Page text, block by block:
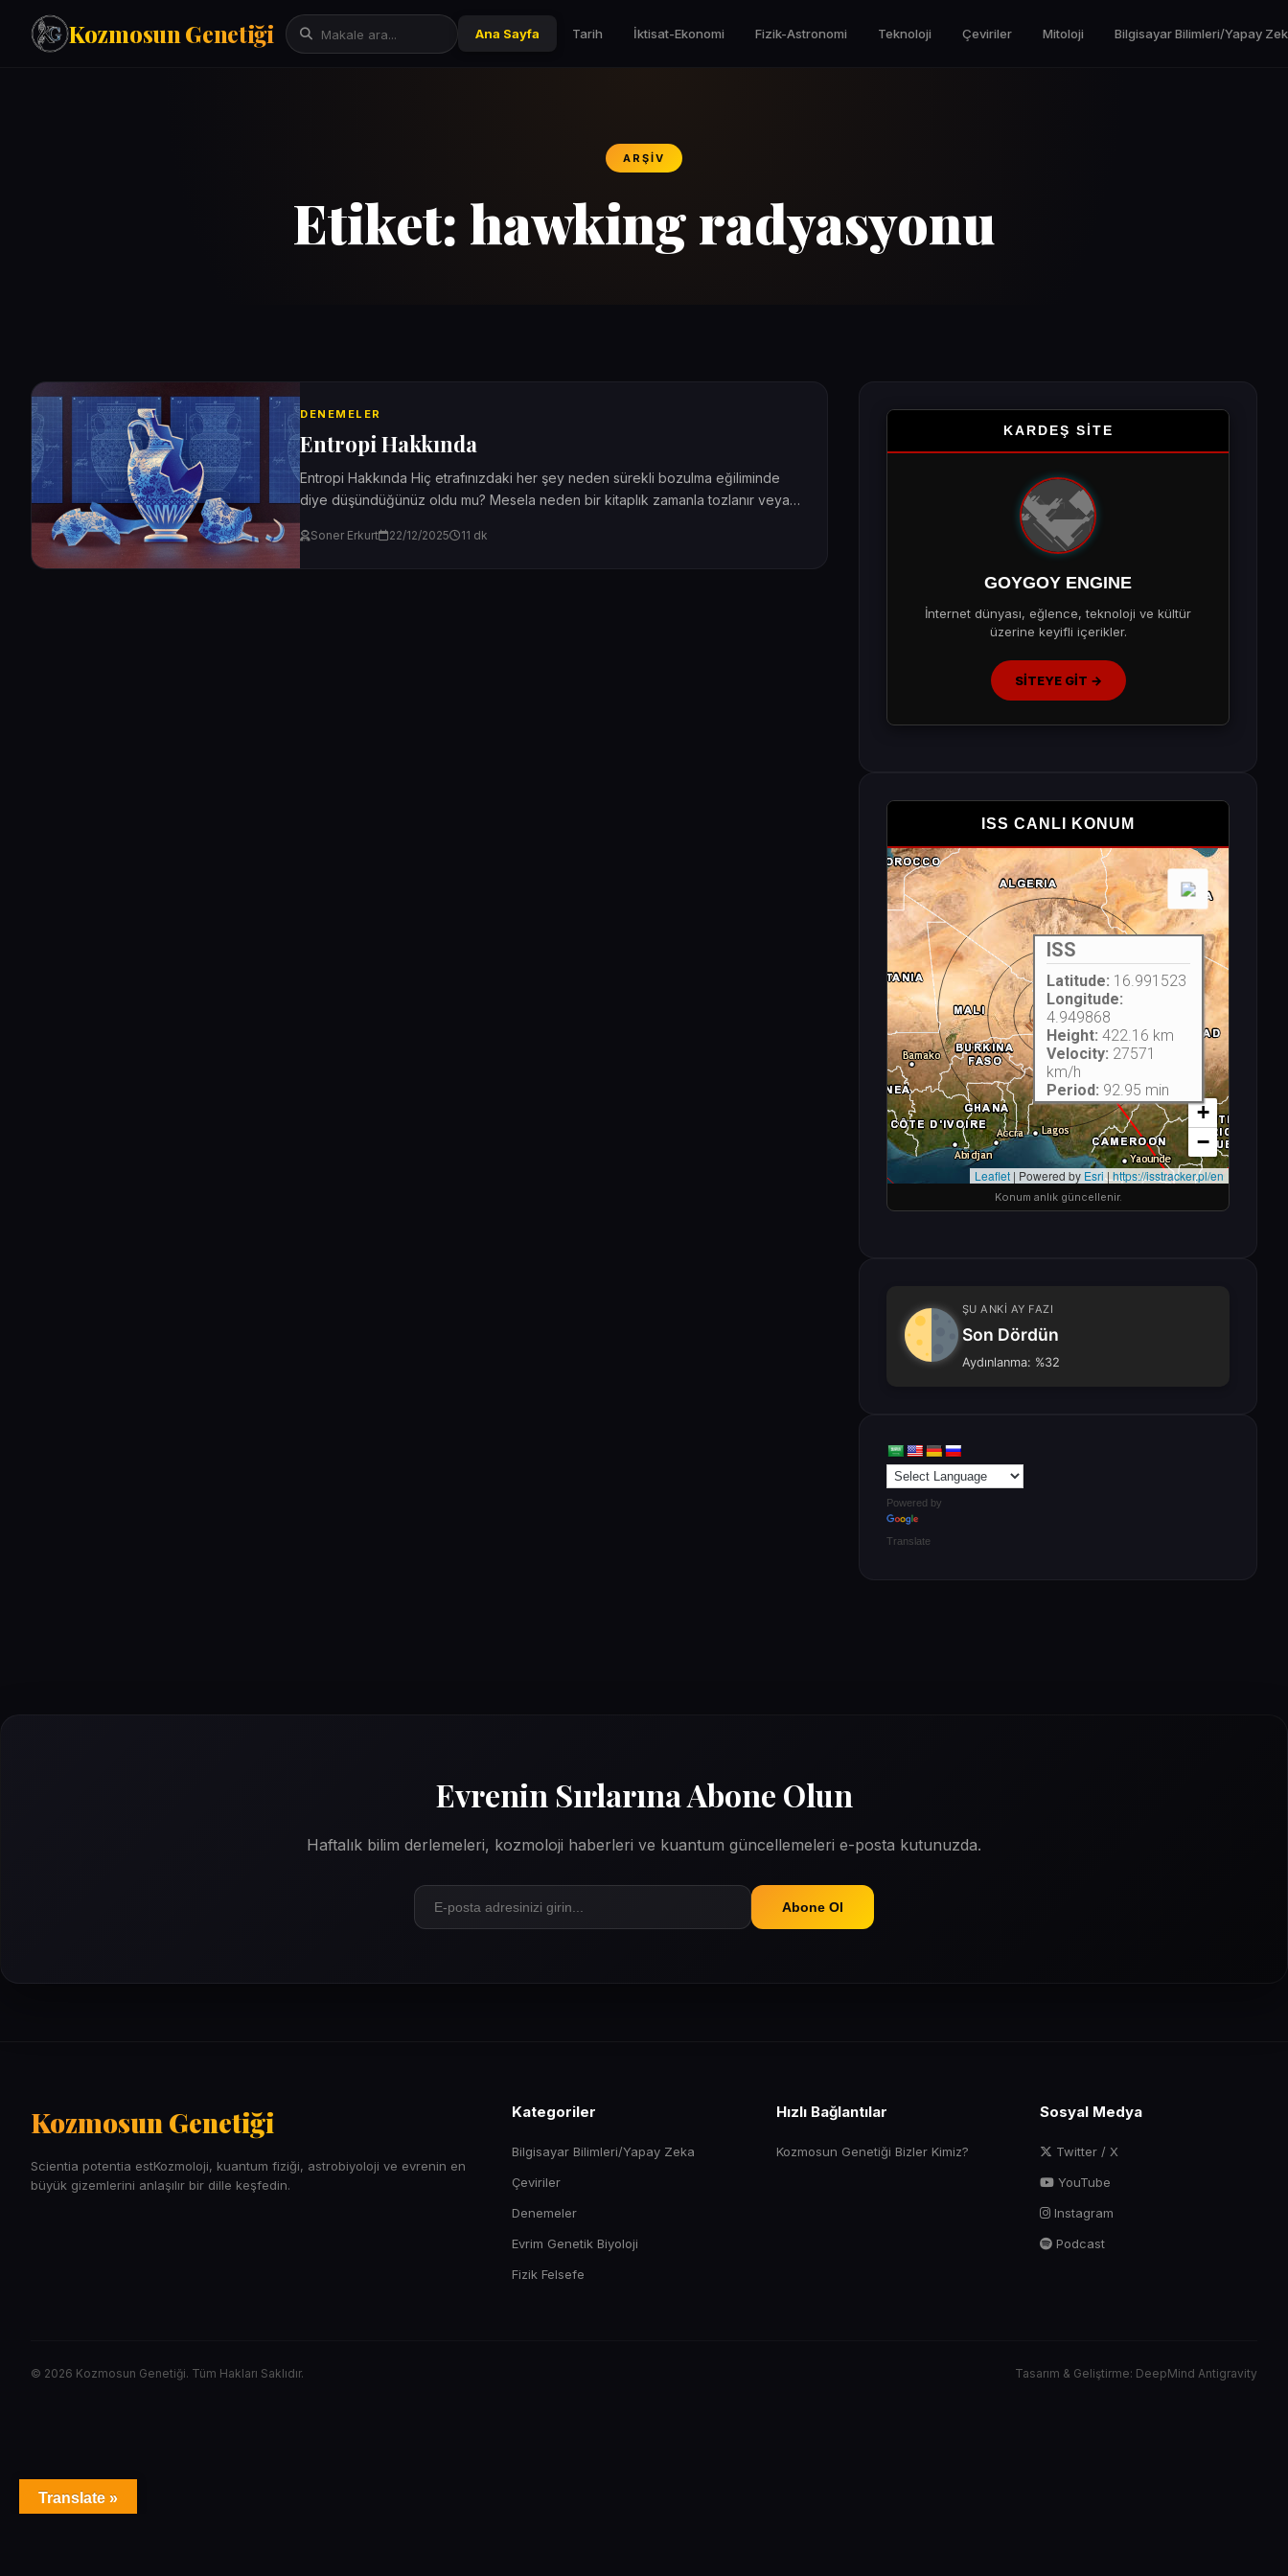
Kozmosun Genetiği Ana Sayfa Tarih İktisat-Ekonomi Fizik-Astronomi Teknoloji Çeviriler Mitoloji Bilgisayar Bilimleri/Yapay
Psikoloji
ARŞIV
Etiket: hawking radyasyonu
DENEMELER
Entropi Hakkında
Entropi Hakkında Hiç etrafınızdaki her şey neden sürekli bozulma eğiliminde
diye düşündüğünüz oldu mu? Mesela neden bir kitaplık zamanla tozlanır veya
Soner Erkurt 22/12/2025 11 dk
KARDEŞ SİTE
GOYGOY ENGINE
İnternet dünyası, eğlence, teknoloji ve kültür
üzerine keyifli içerikler.
SİTEYE GİT →
ISS CANLI KONUM
Konum anlık güncellenir.
ŞU ANKİ AY FAZI
Son Dördün
Aydınlanma: %32
Powered by
Translate
Evrenin Sırlarına Abone Olun
Haftalık bilim derlemeleri, kozmoloji haberleri ve kuantum güncellemeleri e-posta kutunuzda.
Abone Ol
Kozmosun Genetiği
Scientia potentia estKozmoloji, kuantum fiziği, astrobiyoloji ve evrenin en
büyük gizemlerini anlaşılır bir dille keşfedin.
Kategoriler
Bilgisayar Bilimleri/Yapay Zeka
Çeviriler
Denemeler
Evrim Genetik Biyoloji
Fizik Felsefe
Hızlı Bağlantılar
Kozmosun Genetiği Bizler Kimiz?
Sosyal Medya
Twitter / X
YouTube
Instagram
Podcast
© 2026 Kozmosun Genetiği. Tüm Hakları Saklıdır. Tasarım & Geliştirme: DeepMind Antigravity
Translate »